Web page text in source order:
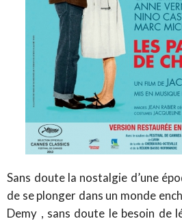
Sans doute la nostalgie d’une
de se plonger dans un monde
Demy , sans doute le besoin de